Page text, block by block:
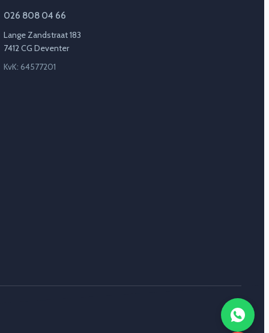
026 808 04 66
Lange Zandstraat 183
7412 CG Deventer
KvK: 64577201